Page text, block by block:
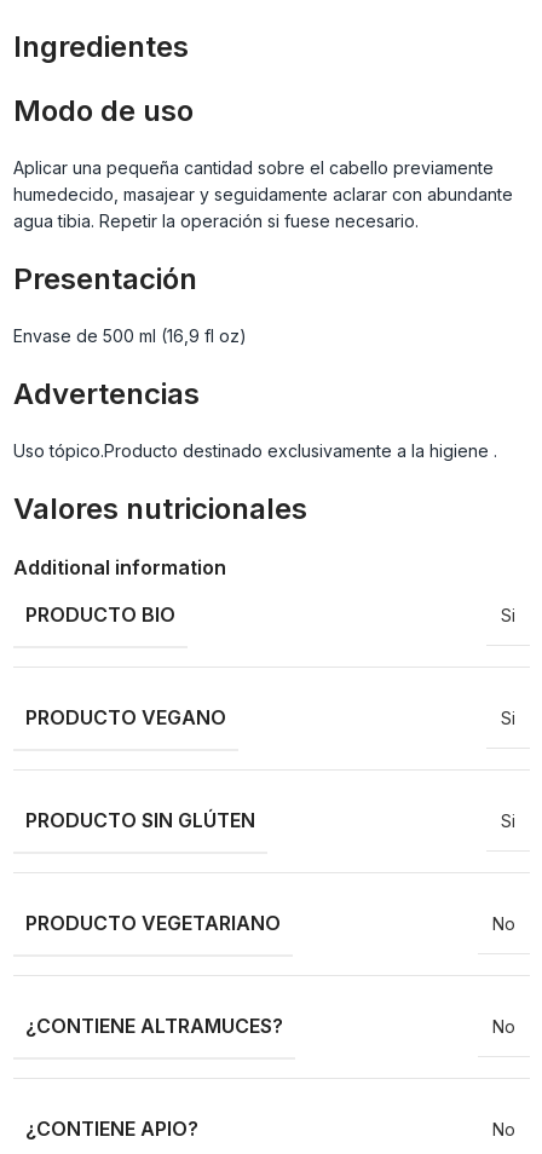
Ingredientes
Modo de uso
Aplicar una pequeña cantidad sobre el cabello previamente
humedecido, masajear y seguidamente aclarar con abundante
agua tibia. Repetir la operación si fuese necesario.
Presentación
Envase de 500 ml (16,9 fl oz)
Advertencias
Uso tópico.Producto destinado exclusivamente a la higiene .
Valores nutricionales
Additional information
PRODUCTO BIO
Si
PRODUCTO VEGANO Si
PRODUCTO SIN GLÚTEN Si
PRODUCTO VEGETARIANO No
¿CONTIENE ALTRAMUCES? No
¿CONTIENE APIO? No